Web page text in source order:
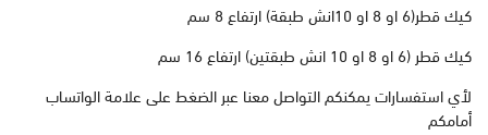
كيك قطر(6 او 8 او 10انش طبقة) ارتفاع 8 سم
كيك قطر (6 او 8 او 10 انش طبقتين) ارتفاع 16 سم
لأي استفسارات يمكنكم التواصل معنا عبر الضغط على علامة الواتساب
أمامكم